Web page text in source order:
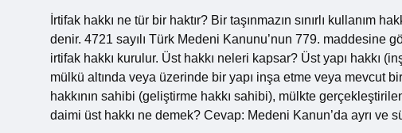
İrtifak hakkı ne tür bir haktır? Bir taşınmazın sınırlı kullanım
denir. 4721 sayılı Türk Medeni Kanunu’nun 779. maddesine
irtifak hakkı kurulur. Üst hakkı neleri kapsar? Üst yapı hakkı
mülkü altında veya üzerinde bir yapı inşa etme veya mevcut
hakkının sahibi (geliştirme hakkı sahibi), mülkte
daimi üst hakkı ne demek? Cevap: Medeni Kanun’da ayrı ve